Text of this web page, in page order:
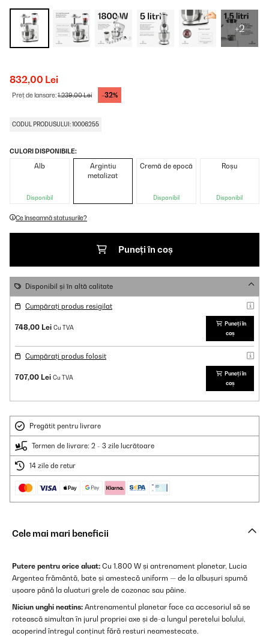
+2
832,00 Lei
Preț de lansare:1.239,00 Lei -32%
CODUL PRODUSULUI: 10006255
CULORI DISPONIBILE:
Alb
Disponibil
Argintiu
metalizat
Cremă de epocă
Disponibil
Roșu
Disponibil
Ce înseamnă statusurile?
Puneți în coș
Disponibil și în altă calitate
Cumpărați produs resigilat
748,00 Lei Cu TVA
Puneți în
coș
Cumpărați produs folosit
707,00 Lei Cu TVA
Puneți în
coș
Pregătit pentru livrare
Termen de livrare: 2 - 3 zile lucrătoare
14 zile de retur
Cele mai mari beneficii
Putere pentru orice aluat: Cu 1.800 W și antrenament planetar, Lucia
Argentea frământă, bate și amestecă uniform — de la albușuri spumă
ușoare până la aluaturi grele de cozonac sau pâine.
Niciun unghi neatins: Antrenamentul planetar face ca accesoriul să se
rotească simultan în jurul propriei axe și de-a lungul peretelui bolului,
acoperind întregul conținut fără resturi neamestecate.